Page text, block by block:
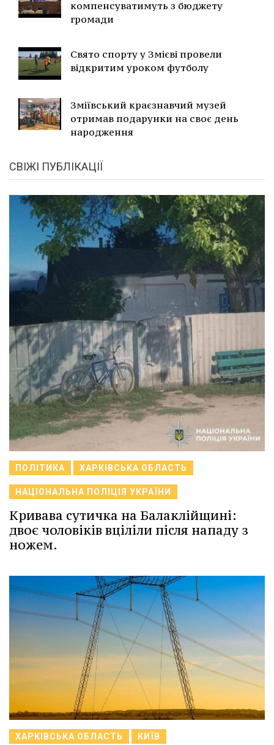
компенсуватимуть з бюджету
громади
Свято спорту у Змієві провели
відкритим уроком футболу
Зміївський краєзнавчий музей
отримав подарунки на своє день
народження
СВІЖІ ПУБЛІКАЦІЇ
ПОЛІТИКА ХАРКІВСЬКА ОБЛАСТЬ
НАЦІОНАЛЬНА ПОЛІЦІЯ УКРАЇНИ
Кривава сутичка на Балаклійщині:
двоє чоловіків вціліли після нападу з
ножем.
ХАРКІВСЬКА ОБЛАСТЬ КИЇВ